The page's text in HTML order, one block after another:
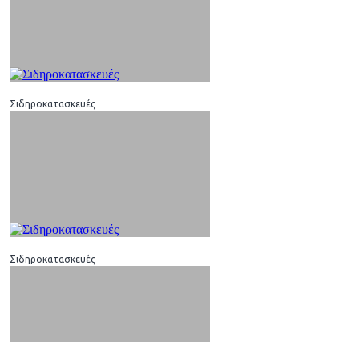
Σιδηροκατασκευές
Σιδηροκατασκευές